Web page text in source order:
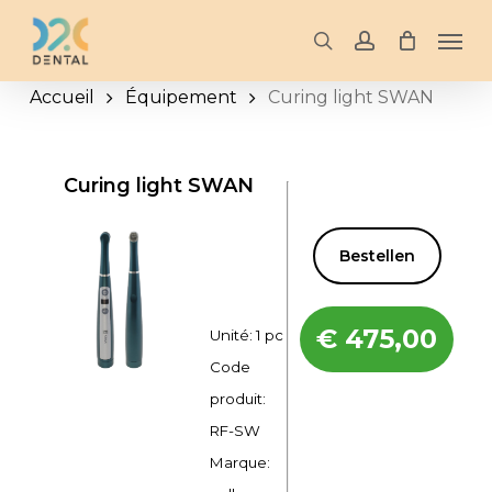
Skip
main
content
searchaccount
Accueil Équipement Curing light SWAN
Curing light SWAN
Unité: 1 pc
Code
produit:
RF-SW
Marque:
Bestellen
€ 475,00